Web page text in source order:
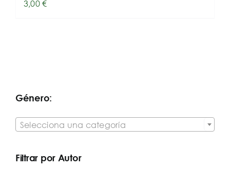
3,00€
Género:
Selecciona una categoría
Filtrar por Autor